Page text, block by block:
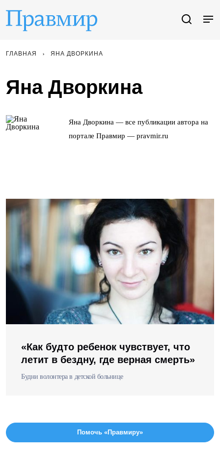
ГЛАВНАЯ ЯНА ДВОРКИНА
Яна Дворкина
Яна Дворкина — все публикации автора на
портале Правмир — pravmir.ru
«Как будто ребенок чувствует, что
летит в бездну, где верная смерть»
Будни волонтера в детской больнице
Помочь «Правмиру»